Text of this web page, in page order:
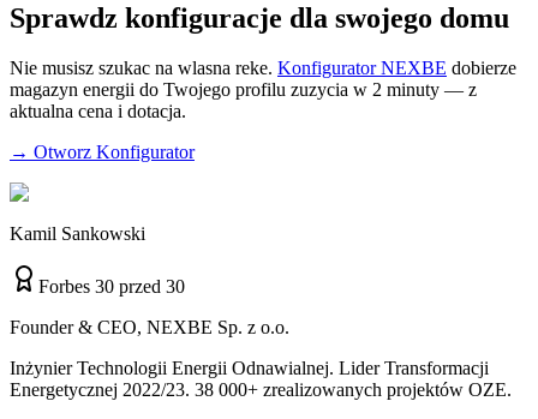
Sprawdz konfiguracje dla swojego domu
Nie musisz szukac na wlasna reke. Konfigurator NEXBE dobierze
magazyn energii do Twojego profilu zuzycia w 2 minuty — z
aktualna cena i dotacja.
→ Otworz Konfigurator
Kamil Sankowski
Forbes 30 przed 30
Founder & CEO, NEXBE Sp. z o.o.
Inżynier Technologii Energii Odnawialnej. Lider Transformacji
Energetycznej 2022/23. 38 000+ zrealizowanych projektów OZE.